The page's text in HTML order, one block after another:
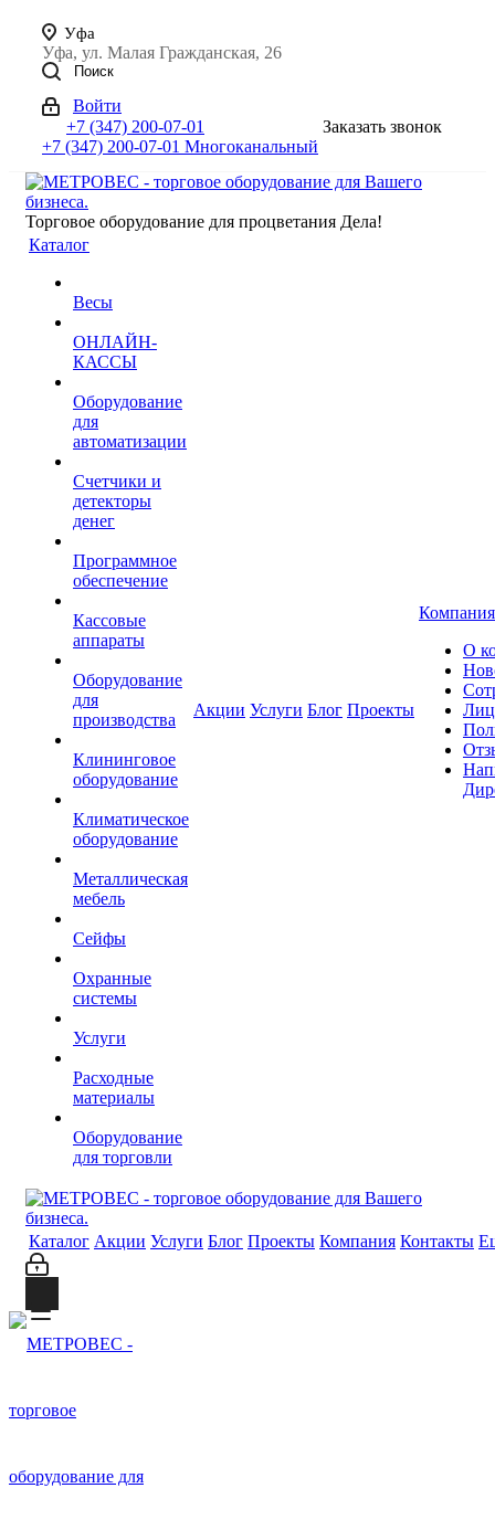
Уфа
Уфа, ул. Малая Гражданская, 26
Поиск
Войти
+7 (347) 200-07-01
+7 (347) 200-07-01 Многоканальный
Заказать звонок
Торговое оборудование для процветания Дела!
Каталог
Весы
ОНЛАЙН-
КАССЫ
Оборудование
для
автоматизации
Счетчики и
детекторы
денег
Программное
обеспечение
Кассовые
аппараты
Оборудование
для
производства
Клининговое
оборудование
Климатическое
оборудование
Металлическая
мебель
Сейфы
Охранные
системы
Услуги
Расходные
материалы
Оборудование
для торговли
Акции Услуги Блог Проекты
Компания
О
Каталог Акции Услуги Блог Проекты Компания Контакты